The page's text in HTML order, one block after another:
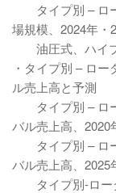
タイプ別 – ロー
場規模、2024年・
油圧式、ハイ
・タイプ別 – ロ
ル売上高と予測
タイプ別 – ロー
バル売上高、2020
タイプ別 – ロー
バル売上高、2025
タイプ別-ロー